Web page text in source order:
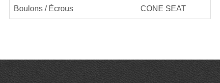
Boulons / Écrous CONE SEAT